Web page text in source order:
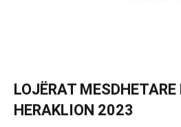
LOJËRAT MESDHETARE
HERAKLION 2023